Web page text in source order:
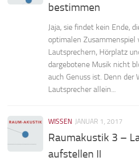
bestimmen
Jaja, sie findet kein Ende,
optimalen Zusammenspiel
Lautsprechern, Hörplatz
dargebotene Musik nicht
auch Genuss ist. Denn der
Lautsprecher allein...
WISSEN JANUAR 1, 2017
Raumakustik 3 –
aufstellen II